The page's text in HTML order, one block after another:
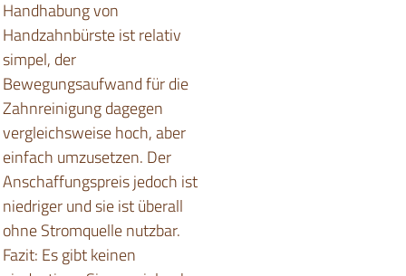
Handhabung von
Handzahnbürste ist relativ
simpel, der
Bewegungsaufwand für die
Zahnreinigung dagegen
vergleichsweise hoch, aber
einfach umzusetzen. Der
Anschaffungspreis jedoch ist
niedriger und sie ist überall
ohne Stromquelle nutzbar.
Fazit: Es gibt keinen